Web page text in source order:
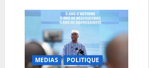
MEDIAS POLITIQUE